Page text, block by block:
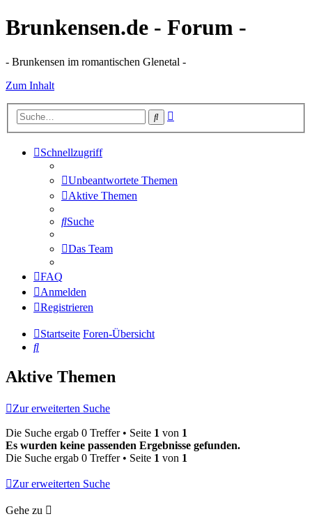
Brunkensen.de - Forum -
- Brunkensen im romantischen Glenetal -
Zum Inhalt
Suche
Schnellzugriff
Unbeantwortete Themen
Aktive Themen
Suche
Das Team
FAQ
Anmelden
Registrieren
Startseite Foren-Übersicht
Suche
Aktive Themen
Zur erweiterten Suche
Die Suche ergab 0 Treffer • Seite 1 von 1
Es wurden keine passenden Ergebnisse gefunden.
Die Suche ergab 0 Treffer • Seite 1 von 1
Zur erweiterten Suche
Gehe zu